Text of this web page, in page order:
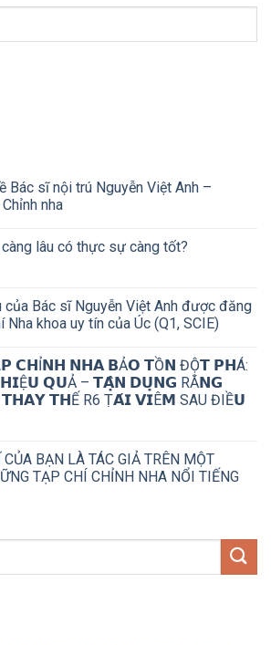
Bác sĩ nội trú Nguyễn Việt Anh –
nha
lâu có thực sự càng tốt?
của Bác sĩ Nguyễn Việt Anh được đăng
Nha khoa uy tín của Úc (Q1, SCIE)
𝗖𝗛Ỉ𝗡𝗛 𝗡𝗛𝗔 𝗕Ả𝗢 𝗧Ồ𝗡 ĐỘ̣𝗧 𝗣𝗛Á:
𝗛𝗜Ệ𝗨 𝗤𝗨Ả – 𝗧𝗔̣̂𝗡 𝗗𝗨̣𝗡𝗚 RĂ𝗡𝗚
𝗧𝗛Ế R6 Ṭ𝗔́𝗜 𝗩𝗜Ê𝗠 SAU ĐIỀ𝗨
BẠN LÀ TÁC GIẢ TRÊN MỘT
TẠP CHÍ CHỈNH NHA NỔI TIẾNG